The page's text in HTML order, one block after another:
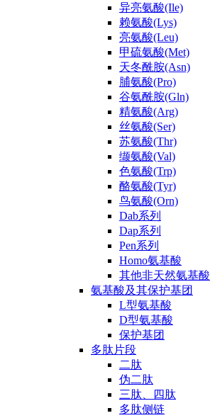
异亮氨酸(Ile)
赖氨酸(Lys)
亮氨酸(Leu)
甲硫氨酸(Met)
天冬酰胺(Asn)
脯氨酸(Pro)
谷氨酰胺(Gln)
精氨酸(Arg)
丝氨酸(Ser)
苏氨酸(Thr)
缬氨酸(Val)
色氨酸(Trp)
酪氨酸(Tyr)
鸟氨酸(Orn)
Dab系列
Dap系列
Pen系列
Homo氨基酸
其他非天然氨基酸
氨基酸及其保护基团
L型氨基酸
D型氨基酸
保护基团
多肽片段
二肽
伪二肽
三肽、四肽
多肽侧链